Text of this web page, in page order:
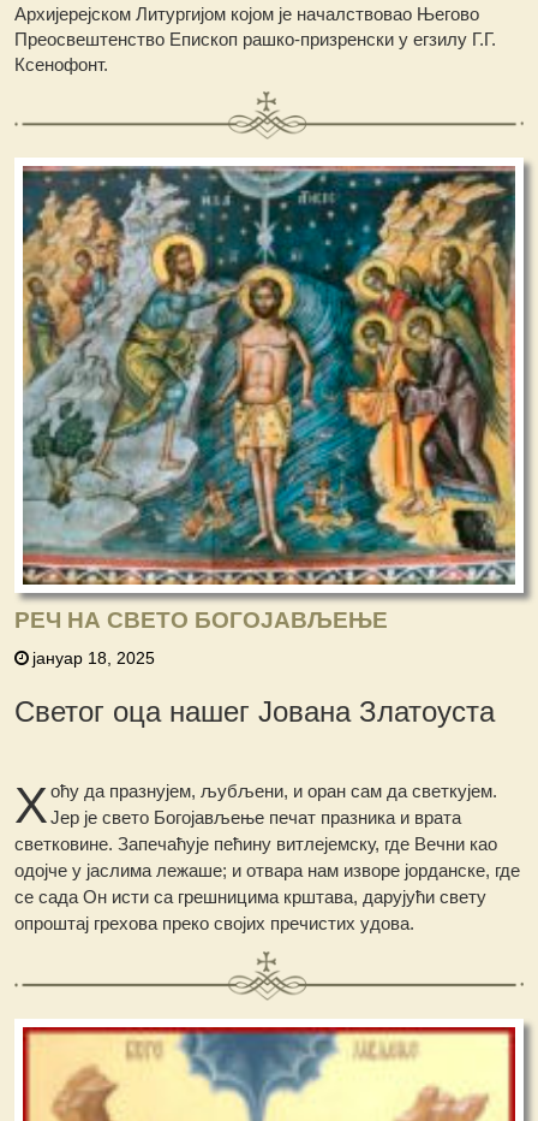
Архијерејском Литургијом којом је началствовао Његово
Преосвештенство Епископ рашко-призренски у егзилу Г.Г.
Ксенофонт.
РЕЧ НА СВЕТО БОГОЈАВЉЕЊЕ
јануар 18, 2025
Светог оца нашег Јована Златоуста
Хоћу да празнујем, љубљени, и оран сам да светкујем.
Јер је свето Богојављење печат празника и врата
светковине. Запечаћује пећину витлејемску, где Вечни као
одојче у јаслима лежаше; и отвара нам изворе јорданске, где
се сада Он исти са грешницима крштава, дарујући свету
опроштај грехова преко својих пречистих удова.